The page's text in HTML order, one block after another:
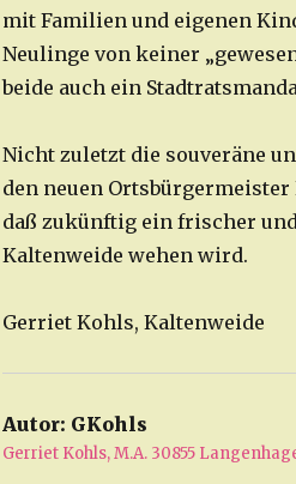
mit Familien und eigenen
Neulinge von keiner
beide auch ein
Nicht zuletzt die souveräne
den neuen
daß zukünftig ein frischer
Kaltenweide wehen wird.
Gerriet Kohls, Kaltenweide
Autor: GKohls
Gerriet Kohls, M.A. 30855